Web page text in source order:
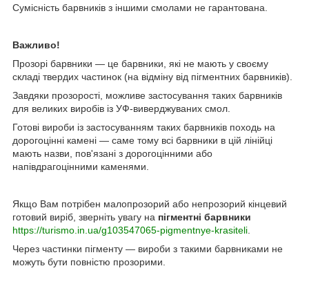
Сумісність барвників з іншими смолами не гарантована.
Важливо!
Прозорі барвники — це барвники, які не мають у своєму
складі твердих частинок (на відміну від пігментних барвників).
Завдяки прозорості, можливе застосування таких барвників
для великих виробів із УФ-виверджуваних смол.
Готові вироби із застосуванням таких барвників походь на
дорогоцінні камені — саме тому всі барвники в цій лінійці
мають назви, пов'язані з дорогоцінними або
напівдрагоцінними каменями.
Якщо Вам потрібен малопрозорий або непрозорий кінцевий
готовий виріб, зверніть увагу на пігментні барвники
https://turismo.in.ua/g103547065-pigmentnye-krasiteli
Через частинки пігменту — вироби з такими барвниками не
можуть бути повністю прозорими.